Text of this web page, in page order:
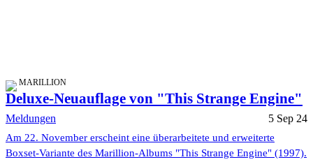
MARILLION
Deluxe-Neuauflage von "This Strange Engine"
Meldungen 5 Sep 24
Am 22. November erscheint eine überarbeitete und erweiterte
Boxset-Variante des Marillion-Albums "This Strange Engine" (1997).